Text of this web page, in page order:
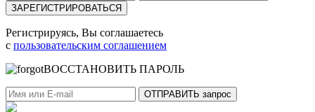
Регистрируясь, Вы соглашаетесь
с пользовательским соглашением
ВОССТАНОВИТЬ ПАРОЛЬ